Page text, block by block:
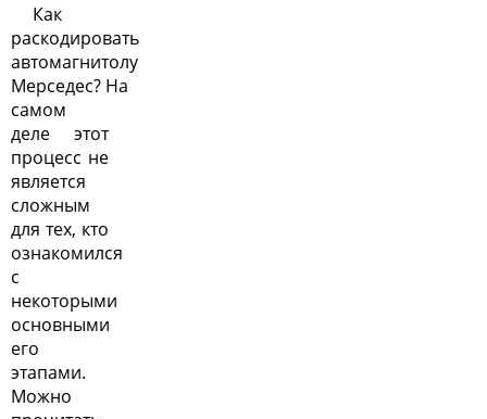
Как
раскодировать
автомагнитолу
Мерседес? На
самом
деле этот
процесс не
является
сложным
для тех, кто
ознакомился
с
некоторыми
основными
его
этапами.
Можно